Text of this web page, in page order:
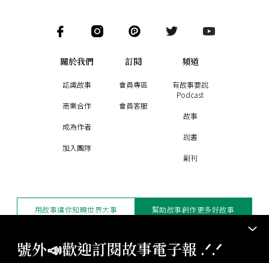
號外📣歡迎訂閱故事電子報 .ᐟ‪‪.ᐟ
關於我們
認識故事
商業合作
成為作者
加入團隊
訂閱
會員專區
會員客服
頻道
有故事要說
Podcast
故事
說書
副刊
用故事讓你知曉世界大事 幫助故事創作更多好故事